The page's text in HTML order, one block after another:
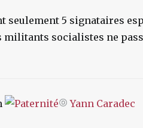
seulement 5 signataires
militants socialistes ne
Yann Caradec